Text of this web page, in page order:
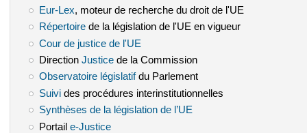
Eur-Lex(le lien est externe)
, moteur de recherche du droit de l'UE
Répertoire(le lien est externe)
de la législation de l'UE en vigueur
Cour de justice de l'UE
Direction Justice(le lien est externe)
de la Commission
Observatoire législatif(le lien est externe)
du Parlement
Suivi(le lien est externe)
des procédures interinstitutionnelles
Synthèses de la législation de l’UE
Portail e-Justice(le lien est externe)